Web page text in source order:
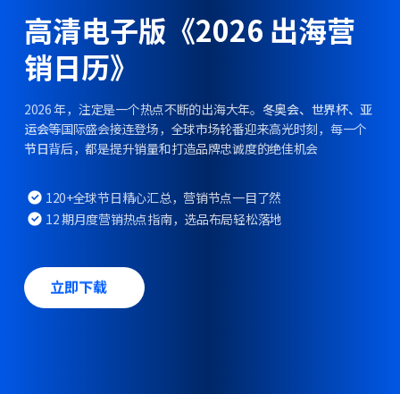
高清电子版《2026 出海营
销日历》
2026 年，注定是一个热点不断的出海大年。 冬奥会、世界杯、亚
运会等国际盛会接连登场，全球市场轮番迎来高光时刻，每一个
节日背后，都是提升销量和打造品牌忠诚度的绝佳机会
120+全球节日精心汇总，营销节点一目了然
12 期月度营销热点指南，选品布局轻松落地
立即下载
立即下载